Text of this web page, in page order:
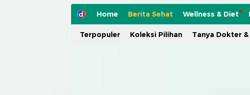
Home Berita Sehat Wellness & Diet
Terpopuler Koleksi Pilihan Tanya Dokter